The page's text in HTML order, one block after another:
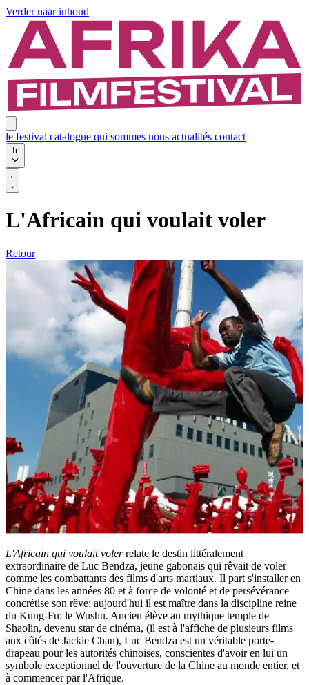
Verder naar inhoud
le festival catalogue qui sommes nous actualités contact
fr
L'Africain qui voulait voler
Retour
L'Africain qui voulait volerrelate le destin littéralement
extraordinaire de Luc Bendza, jeune gabonais qui rêvait de voler
comme les combattants des films d'arts martiaux. Il part s'installer en
Chine dans les années 80 et à force de volonté et de persévérance
concrétise son rêve: aujourd'hui il est maître dans la discipline reine
du Kung-Fu: le Wushu. Ancien élève au mythique temple de
Shaolin, devenu star de cinéma, (il est à l'affiche de plusieurs films
aux côtés de Jackie Chan), Luc Bendza est un véritable porte-
drapeau pour les autorités chinoises, conscientes d'avoir en lui un
symbole exceptionnel de l'ouverture de la Chine au monde entier, et
à commencer par l'Afrique.